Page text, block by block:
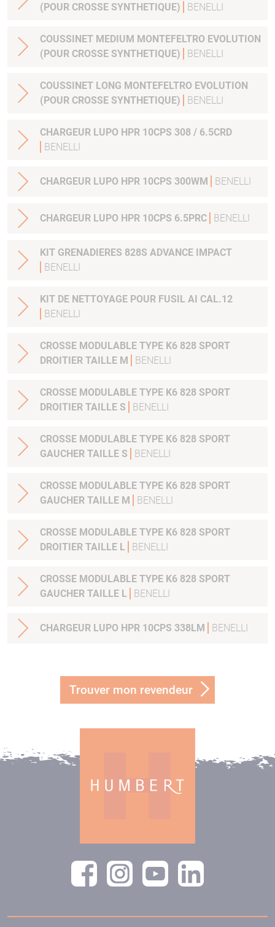
(POUR CROSSE SYNTHETIQUE)
BENELLI
COUSSINET MEDIUM MONTEFELTRO EVOLUTION
(POUR CROSSE SYNTHETIQUE)
BENELLI
COUSSINET LONG MONTEFELTRO EVOLUTION
(POUR CROSSE SYNTHETIQUE)
BENELLI
CHARGEUR LUPO HPR 10CPS 308 / 6.5CRD
BENELLI
CHARGEUR LUPO HPR 10CPS 300WM BENELLI
CHARGEUR LUPO HPR 10CPS 6.5PRC BENELLI
KIT GRENADIERES 828S ADVANCE IMPACT
BENELLI
KIT DE NETTOYAGE POUR FUSIL AI CAL.12
BENELLI
CROSSE MODULABLE TYPE K6 828 SPORT
DROITIER TAILLE M
BENELLI
CROSSE MODULABLE TYPE K6 828 SPORT
DROITIER TAILLE S
BENELLI
CROSSE MODULABLE TYPE K6 828 SPORT
GAUCHER TAILLE S
BENELLI
CROSSE MODULABLE TYPE K6 828 SPORT
GAUCHER TAILLE M
BENELLI
CROSSE MODULABLE TYPE K6 828 SPORT
DROITIER TAILLE L
BENELLI
CROSSE MODULABLE TYPE K6 828 SPORT
GAUCHER TAILLE L
BENELLI
CHARGEUR LUPO HPR 10CPS 338LM BENELLI
Trouver mon revendeur